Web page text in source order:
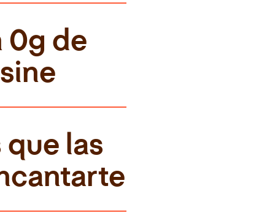
0g de
las